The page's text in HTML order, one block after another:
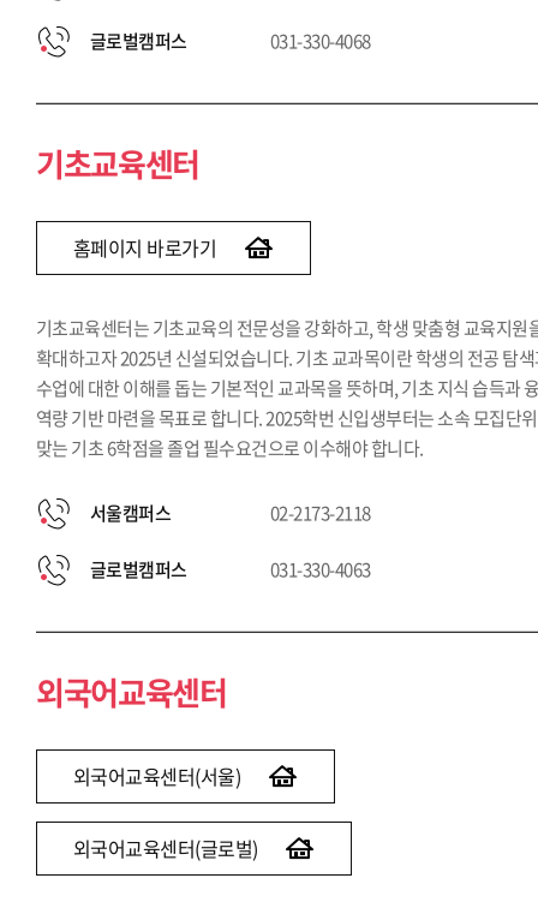
글로벌캠퍼스 031-330-4068
기초교육센터
홈페이지 바로가기
기초교육센터는 기초교육의 전문성을 강화하고, 학생 맞춤형 교육지원
확대하고자 2025년 신설되었습니다. 기초 교과목이란 학생의 전공 탐
수업에 대한 이해를 돕는 기본적인 교과목을 뜻하며, 기초 지식 습득과
역량 기반 마련을 목표로 합니다. 2025학번 신입생부터는 소속 모집단
맞는 기초 6학점을 졸업 필수요건으로 이수해야 합니다.
서울캠퍼스 02-2173-2118
글로벌캠퍼스 031-330-4063
외국어교육센터
외국어교육센터(서울)
외국어교육센터(글로벌)